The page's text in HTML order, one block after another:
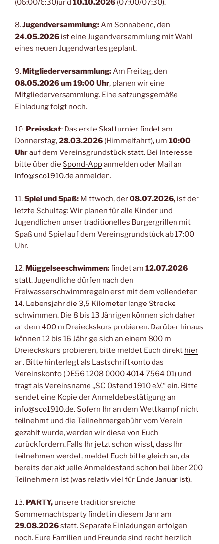
(06:00/6:30)und 10.10.2026 (07:00/07:30).
8.Jugendversammlung:Am Sonnabend, den
24.05.2026 ist eine Jugendversammlung mit Wahl
eines neuen Jugendwartes geplant.
9. Mitgliederversammlung:Am Freitag, den
08.05.2026 um 19:00 Uhr, planen wir eine
Mitgliederversammlung. Eine satzungsgemäße
Einladung folgt noch.
10. Preisskat: Das erste Skatturnier findet am
Donnerstag,28.03.2026 (Himmelfahrt), um 10:00
Uhrauf dem Vereinsgrundstück statt. Bei Interesse
bitte über die Spond-Appanmelden oder Mail an
info@sco1910.de anmelden.
11.Spiel und Spaß: Mittwoch, der08.07.2026, ist der
letzte Schultag: Wir planen für alle Kinder und
Jugendlichen unser traditionelles Burgergrillen mit
Spaß und Spiel auf dem Vereinsgrundstück ab 17:00
Uhr.
12. Müggelseeschwimmen:findet am 12.07.2026
statt. Jugendliche dürfen nach den
Freiwasserschwimmregeln erst mit dem vollendeten
14. Lebensjahr die 3,5 Kilometer lange Strecke
schwimmen. Die 8 bis 13 Jährigen können sich daher
an dem 400 m Dreieckskurs probieren. Darüber hinaus
können 12 bis 16 Jährige sich an einem 800 m
Dreieckskurs probieren, bitte meldet Euch direkt hier
an. Bitte hinterlegt als Lastschriftkonto das
Vereinskonto (DE56 1208 0000 4014 7564 01) und
tragt als Vereinsname „SC Ostend 1910 e.V.“ ein. Bitte
sendet eine Kopie der Anmeldebestätigung an
info@sco1910.de. Sofern Ihr an dem Wettkampf nicht
teilnehmt und die Teilnehmergebühr vom Verein
gezahlt wurde, werden wir diese von Euch
zurückfordern. Falls Ihr jetzt schon wisst, dass Ihr
teilnehmen werdet, meldet Euch bitte gleich an, da
bereits der aktuelle Anmeldestand schon bei über 200
Teilnehmern ist (was relativ viel für Ende Januar ist).
13. PARTY, unsere traditionsreiche
Sommernachtsparty findet in diesem Jahr am
29.08.2026statt. Separate Einladungen erfolgen
noch. Eure Familien und Freunde sind recht herzlich